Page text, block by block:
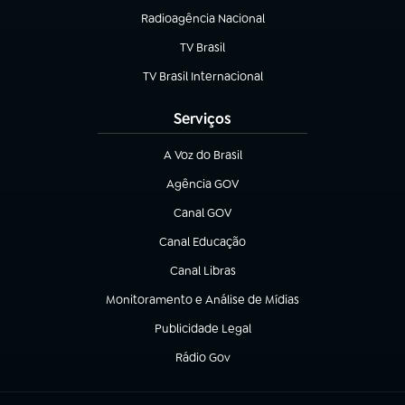
Radioagência Nacional
(abre em nova aba)
TV Brasil
(abre em nova aba)
TV Brasil Internacional
(abre em nova aba)
Serviços
A Voz do Brasil
(abre em nova aba)
Agência GOV
(abre em nova aba)
Canal GOV
(abre em nova aba)
Canal Educação
(abre em nova aba)
Canal Libras
(abre em nova aba)
Monitoramento e Análise de Mídias
(abre em nova aba)
Publicidade Legal
(abre em nova aba)
Rádio Gov
(abre em nova aba)